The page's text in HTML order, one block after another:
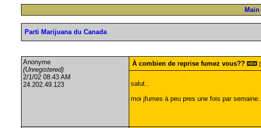
Parti Marijuana du Canada
Anonyme
(Unregistered)
2/1/02 08:43 AM
24.202.49.123
À combien de reprise fumez vous??
salut..
moi jfumes à peu pres une fois par